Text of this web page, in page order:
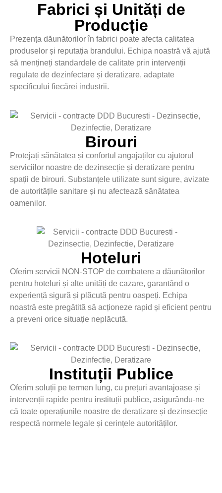
Fabrici și Unități de
Producție
Prezența dăunătorilor în fabrici poate afecta calitatea
produselor și reputația brandului. Echipa noastră vă ajută
să mențineți standardele de calitate prin intervenții
regulate de dezinfectare și deratizare, adaptate
specificului fiecărei industrii.
Birouri
Protejați sănătatea și confortul angajaților cu ajutorul
serviciilor noastre de dezinsecție și deratizare pentru
spații de birouri. Substanțele utilizate sunt sigure, avizate
de autoritățile sanitare și nu afectează sănătatea
oamenilor.
Hoteluri
Oferim servicii NON-STOP de combatere a dăunătorilor
pentru hoteluri și alte unități de cazare, garantând o
experiență sigură și plăcută pentru oaspeți. Echipa
noastră este pregătită să acționeze rapid și eficient pentru
a preveni orice situație neplăcută.
Instituții Publice
Oferim soluții pe termen lung, cu prețuri avantajoase și
intervenții rapide pentru instituții publice, asigurându-ne
că toate operațiunile noastre de deratizare și dezinsecție
respectă normele legale și cerințele autorităților.